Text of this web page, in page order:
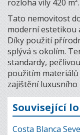
rozloha vily 420 m².
Tato nemovitost
moderní estetikou
Díky použití
splývá s okolím.
standardy,
použitím
zajištění
Související
Costa Blanca